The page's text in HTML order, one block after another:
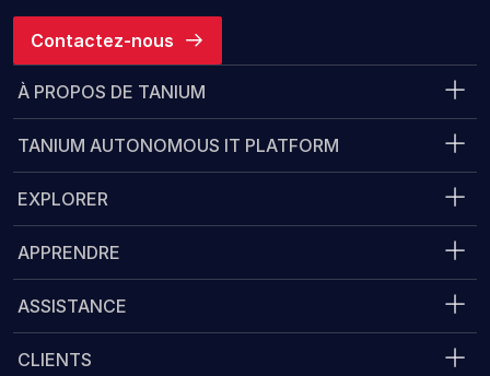
Contactez-nous
À PROPOS DE TANIUM
TANIUM AUTONOMOUS IT PLATFORM
EXPLORER
APPRENDRE
ASSISTANCE
CLIENTS